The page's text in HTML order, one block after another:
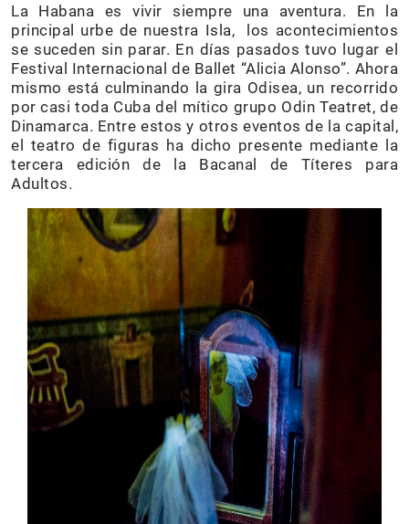
La Habana es vivir siempre una aventura. En la
principal urbe de nuestra Isla, los acontecimientos
se suceden sin parar. En días pasados tuvo lugar el
Festival Internacional de Ballet “Alicia Alonso”. Ahora
mismo está culminando la gira Odisea, un recorrido
por casi toda Cuba del mítico grupo Odin Teatret, de
Dinamarca. Entre estos y otros eventos de la capital,
el teatro de figuras ha dicho presente mediante la
tercera edición de la Bacanal de Títeres para
Adultos.